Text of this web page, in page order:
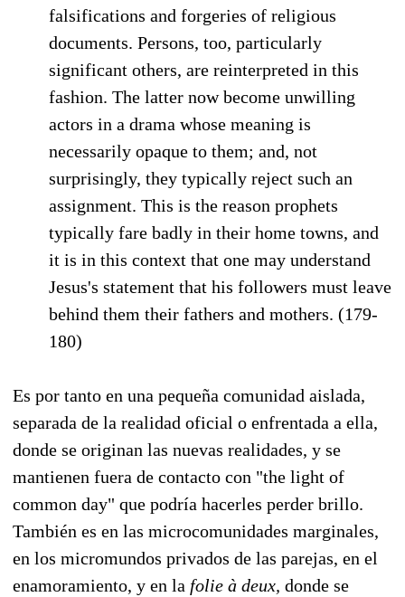
falsifications and forgeries of religious
documents. Persons, too, particularly
significant others, are reinterpreted in this
fashion. The latter now become unwilling
actors in a drama whose meaning is
necessarily opaque to them; and, not
surprisingly, they typically reject such an
assignment. This is the reason prophets
typically fare badly in their home towns, and
it is in this context that one may understand
Jesus's statement that his followers must leave
behind them their fathers and mothers. (179-
180)
Es por tanto en una pequeña comunidad aislada,
separada de la realidad oficial o enfrentada a ella,
donde se originan las nuevas realidades, y se
mantienen fuera de contacto con "the light of
common day" que podría hacerles perder brillo.
También es en las microcomunidades marginales,
en los micromundos privados de las parejas, en el
enamoramiento, y en la folie à deux, donde se